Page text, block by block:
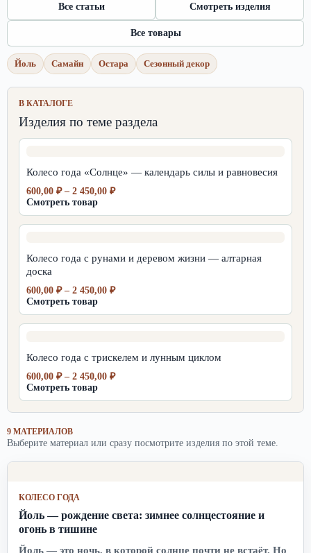
Все статьи Смотреть изделия
Все товары
Йоль Самайн Остара Сезонный декор
В КАТАЛОГЕ
Изделия по теме раздела
Колесо года «Солнце» — календарь силы и равновесия
600,00 ₽ – 2 450,00 ₽Диапазон
600,00 ₽
–
Смотреть товар
Колесо года с рунами и деревом жизни — алтарная
доска
600,00 ₽ – 2 450,00 ₽Диапазон
600,00 ₽
–
Смотреть товар
Колесо года с трискелем и лунным циклом
600,00 ₽ – 2 450,00 ₽Диапазон
600,00 ₽
–
Смотреть товар
9 МАТЕРИАЛОВ
Выберите материал или сразу посмотрите изделия по этой теме.
КОЛЕСО ГОДА
Йоль — рождение света: зимнее солнцестояние и
огонь в тишине
Йоль — это ночь, в которой солнце почти не встаёт. Но